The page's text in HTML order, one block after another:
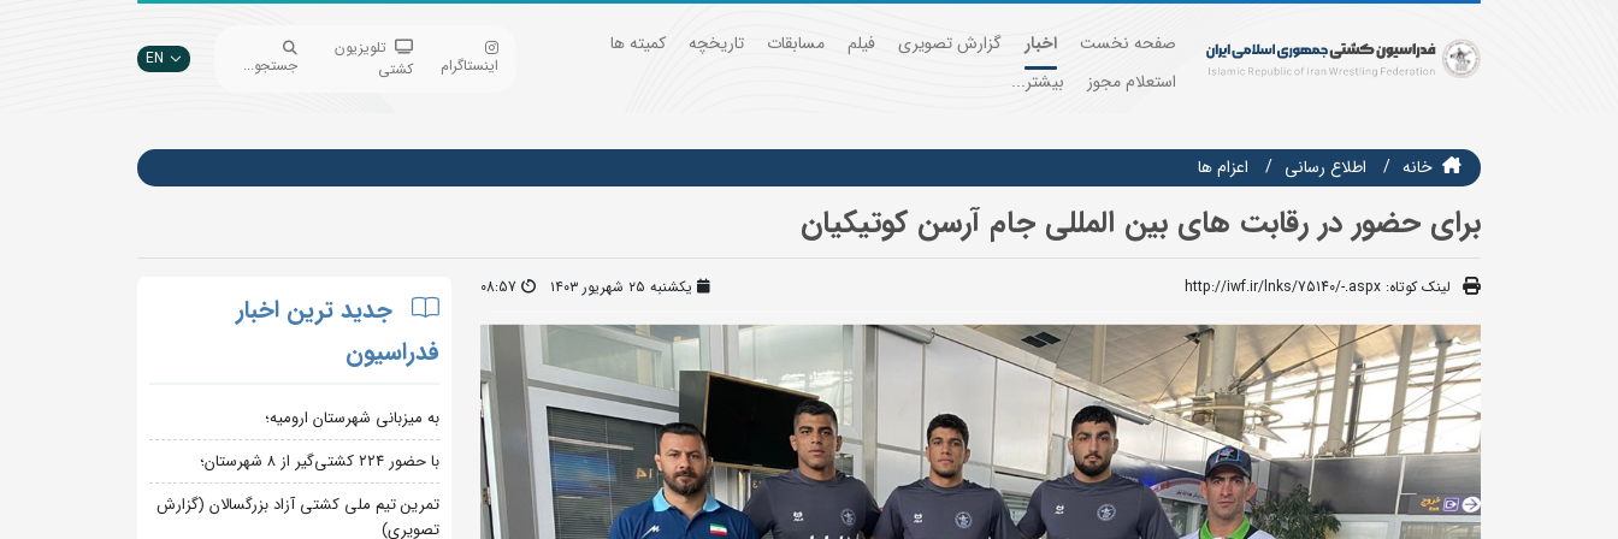
صفحه نخست اخبار گزارش تصویری فیلم مسابقات تاریخچه
کمیته ها
استعلام مجوز
بیشتر...
اینستاگرام
تلویزیون
کشتی
جستجو... EN
خانه اطلاع رسانی اعزام ها
برای حضور در رقابت های بین المللی جام آرسن کوتیکیان
لینک کوتاه: http://iwf.ir/lnks/75140/-.aspx یکشنبه ۲۵ شهریور ۱۴۰۳ 08:57
جدید ترین اخبار
فدراسیون
به میزبانی شهرستان ارومیه؛
با حضور ۲۲۴ کشتی‌گیر از ۸ شهرستان؛
تمرین تیم ملی کشتی آزاد بزرگسالان (گزارش
تصویری)